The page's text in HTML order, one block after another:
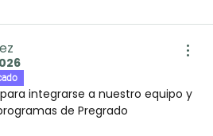
integrarse a nuestro equipo y
de Pregrado